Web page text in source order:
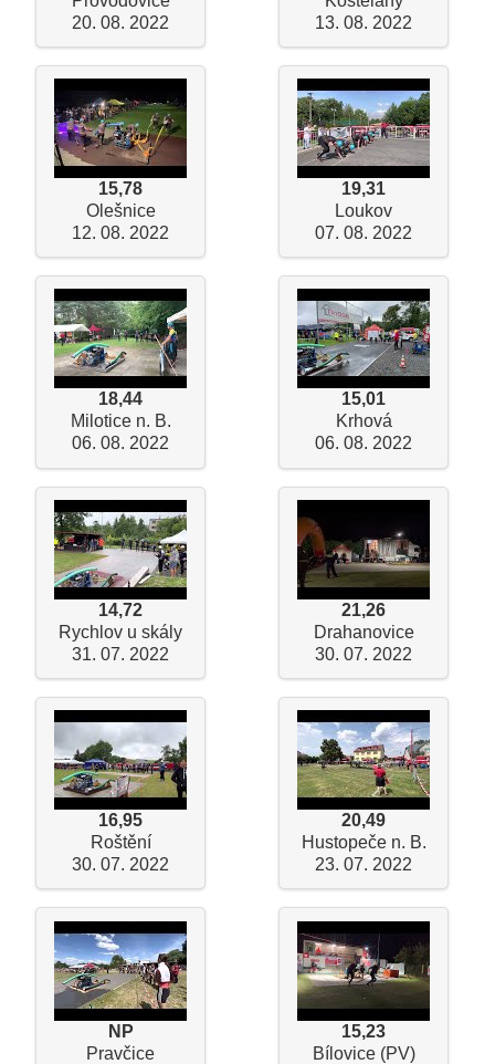
20. 08. 2022
13. 08. 2022
15,78
Olešnice
12. 08. 2022
19,31
Loukov
07. 08. 2022
18,44
Milotice n. B.
06. 08. 2022
15,01
Krhová
06. 08. 2022
14,72
Rychlov u skály
31. 07. 2022
21,26
Drahanovice
30. 07. 2022
16,95
Roštění
30. 07. 2022
20,49
Hustopeče n. B.
23. 07. 2022
NP
Pravčice
15,23
Bílovice (PV)